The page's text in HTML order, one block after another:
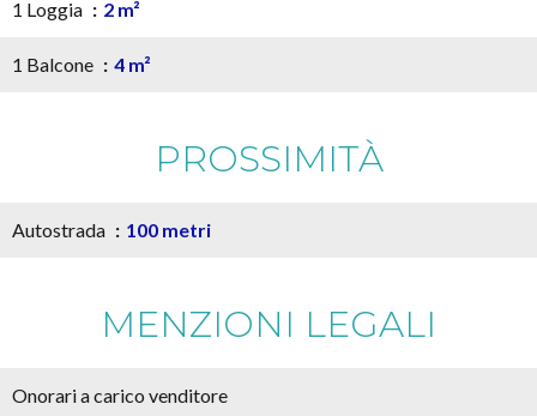
1 Loggia 2 m²
1 Balcone 4 m²
PROSSIMITÀ
Autostrada 100 metri
MENZIONI LEGALI
Onorari a carico venditore